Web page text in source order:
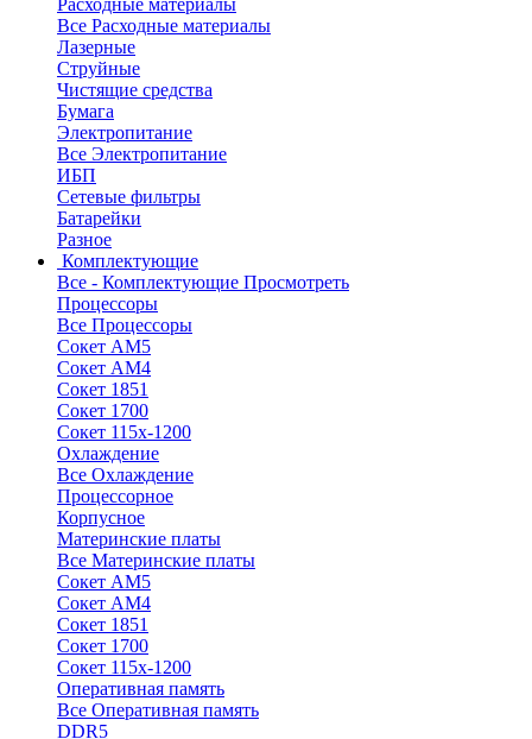
Расходные материалы
Все Расходные материалы
Лазерные
Струйные
Чистящие средства
Бумага
Электропитание
Все Электропитание
ИБП
Сетевые фильтры
Батарейки
Разное
Комплектующие
Все - Комплектующие Просмотреть
Процессоры
Все Процессоры
Сокет АМ5
Сокет АМ4
Сокет 1851
Сокет 1700
Сокет 115х-1200
Охлаждение
Все Охлаждение
Процессорное
Корпусное
Материнские платы
Все Материнские платы
Сокет АМ5
Сокет АМ4
Сокет 1851
Сокет 1700
Сокет 115х-1200
Оперативная память
Все Оперативная память
DDR5